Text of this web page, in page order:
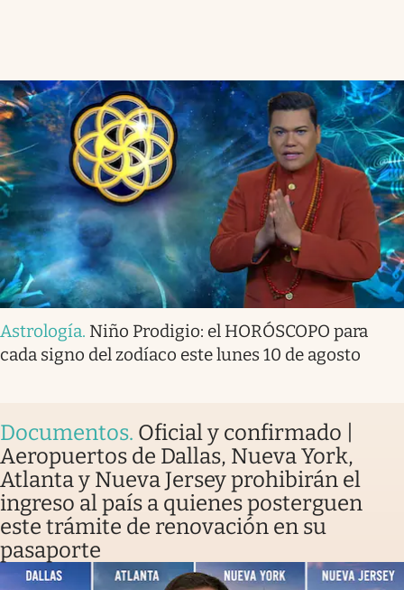
Astrología. Niño Prodigio: el HORÓSCOPO para
cada signo del zodíaco este lunes 10 de agosto
Documentos. Oficial y confirmado |
Aeropuertos de Dallas, Nueva York,
Atlanta y Nueva Jersey prohibirán el
ingreso al país a quienes posterguen
este trámite de renovación en su
pasaporte